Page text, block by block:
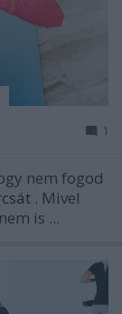
1
nem fogod
. Mivel
is ...